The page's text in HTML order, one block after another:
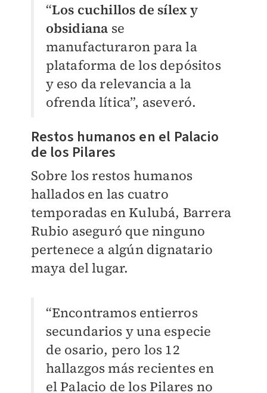
“Los cuchillos de sílex y
obsidiana se
manufacturaron para la
plataforma de los depósitos
y eso da relevancia a la
ofrenda lítica”, aseveró.
Restos humanos en el Palacio
de los Pilares
Sobre los restos humanos
hallados en las cuatro
temporadas en Kulubá, Barrera
Rubio aseguró que ninguno
pertenece a algún dignatario
maya del lugar.
“Encontramos entierros
secundarios y una especie
de osario, pero los 12
hallazgos más recientes en
el Palacio de los Pilares no